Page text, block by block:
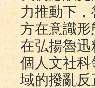
力推動下
方在意識
在弘揚魯
個人文社
域的撥亂